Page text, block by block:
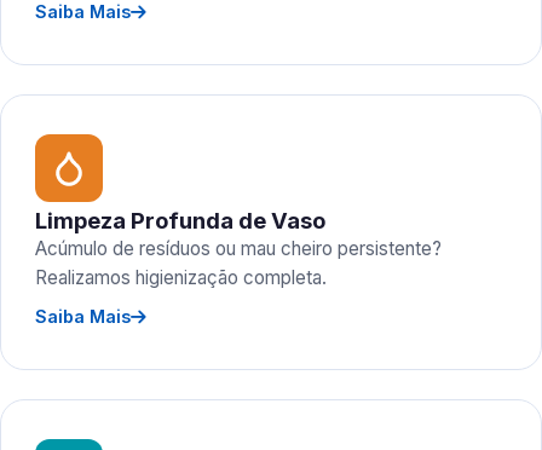
Saiba Mais
Limpeza Profunda de Vaso
Acúmulo de resíduos ou mau cheiro persistente?
Realizamos higienização completa.
Saiba Mais